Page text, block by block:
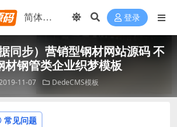
登录
同步）营销型钢材网站源码 不
材钢管类企业织梦模板
11-07 DedeCMS模板
常见问题